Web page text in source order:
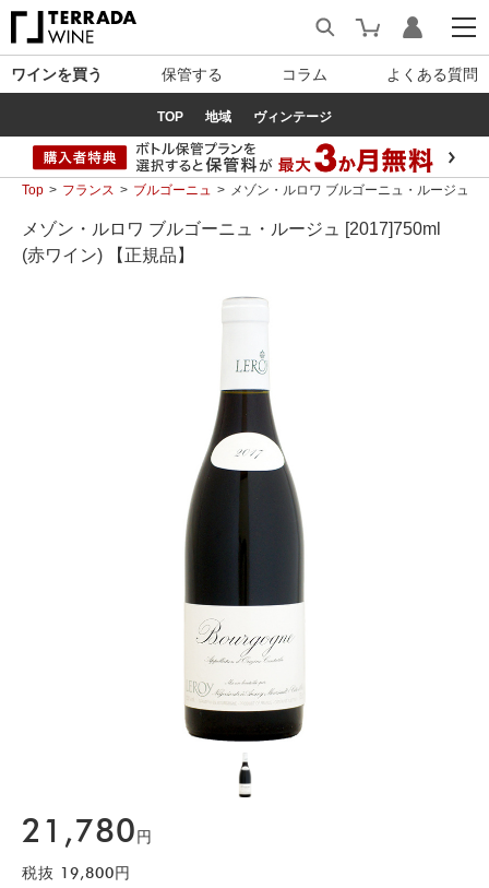
ワインを買う 保管する コラム よくある質問
TOP 地域 ヴィンテージ
Top フランス ブルゴーニュ メゾン・ルロワ ブルゴーニュ・ルージュ
メゾン・ルロワ ブルゴーニュ・ルージュ [2017]750ml
(赤ワイン) 【正規品】
21,780 円
税抜 19,800 円